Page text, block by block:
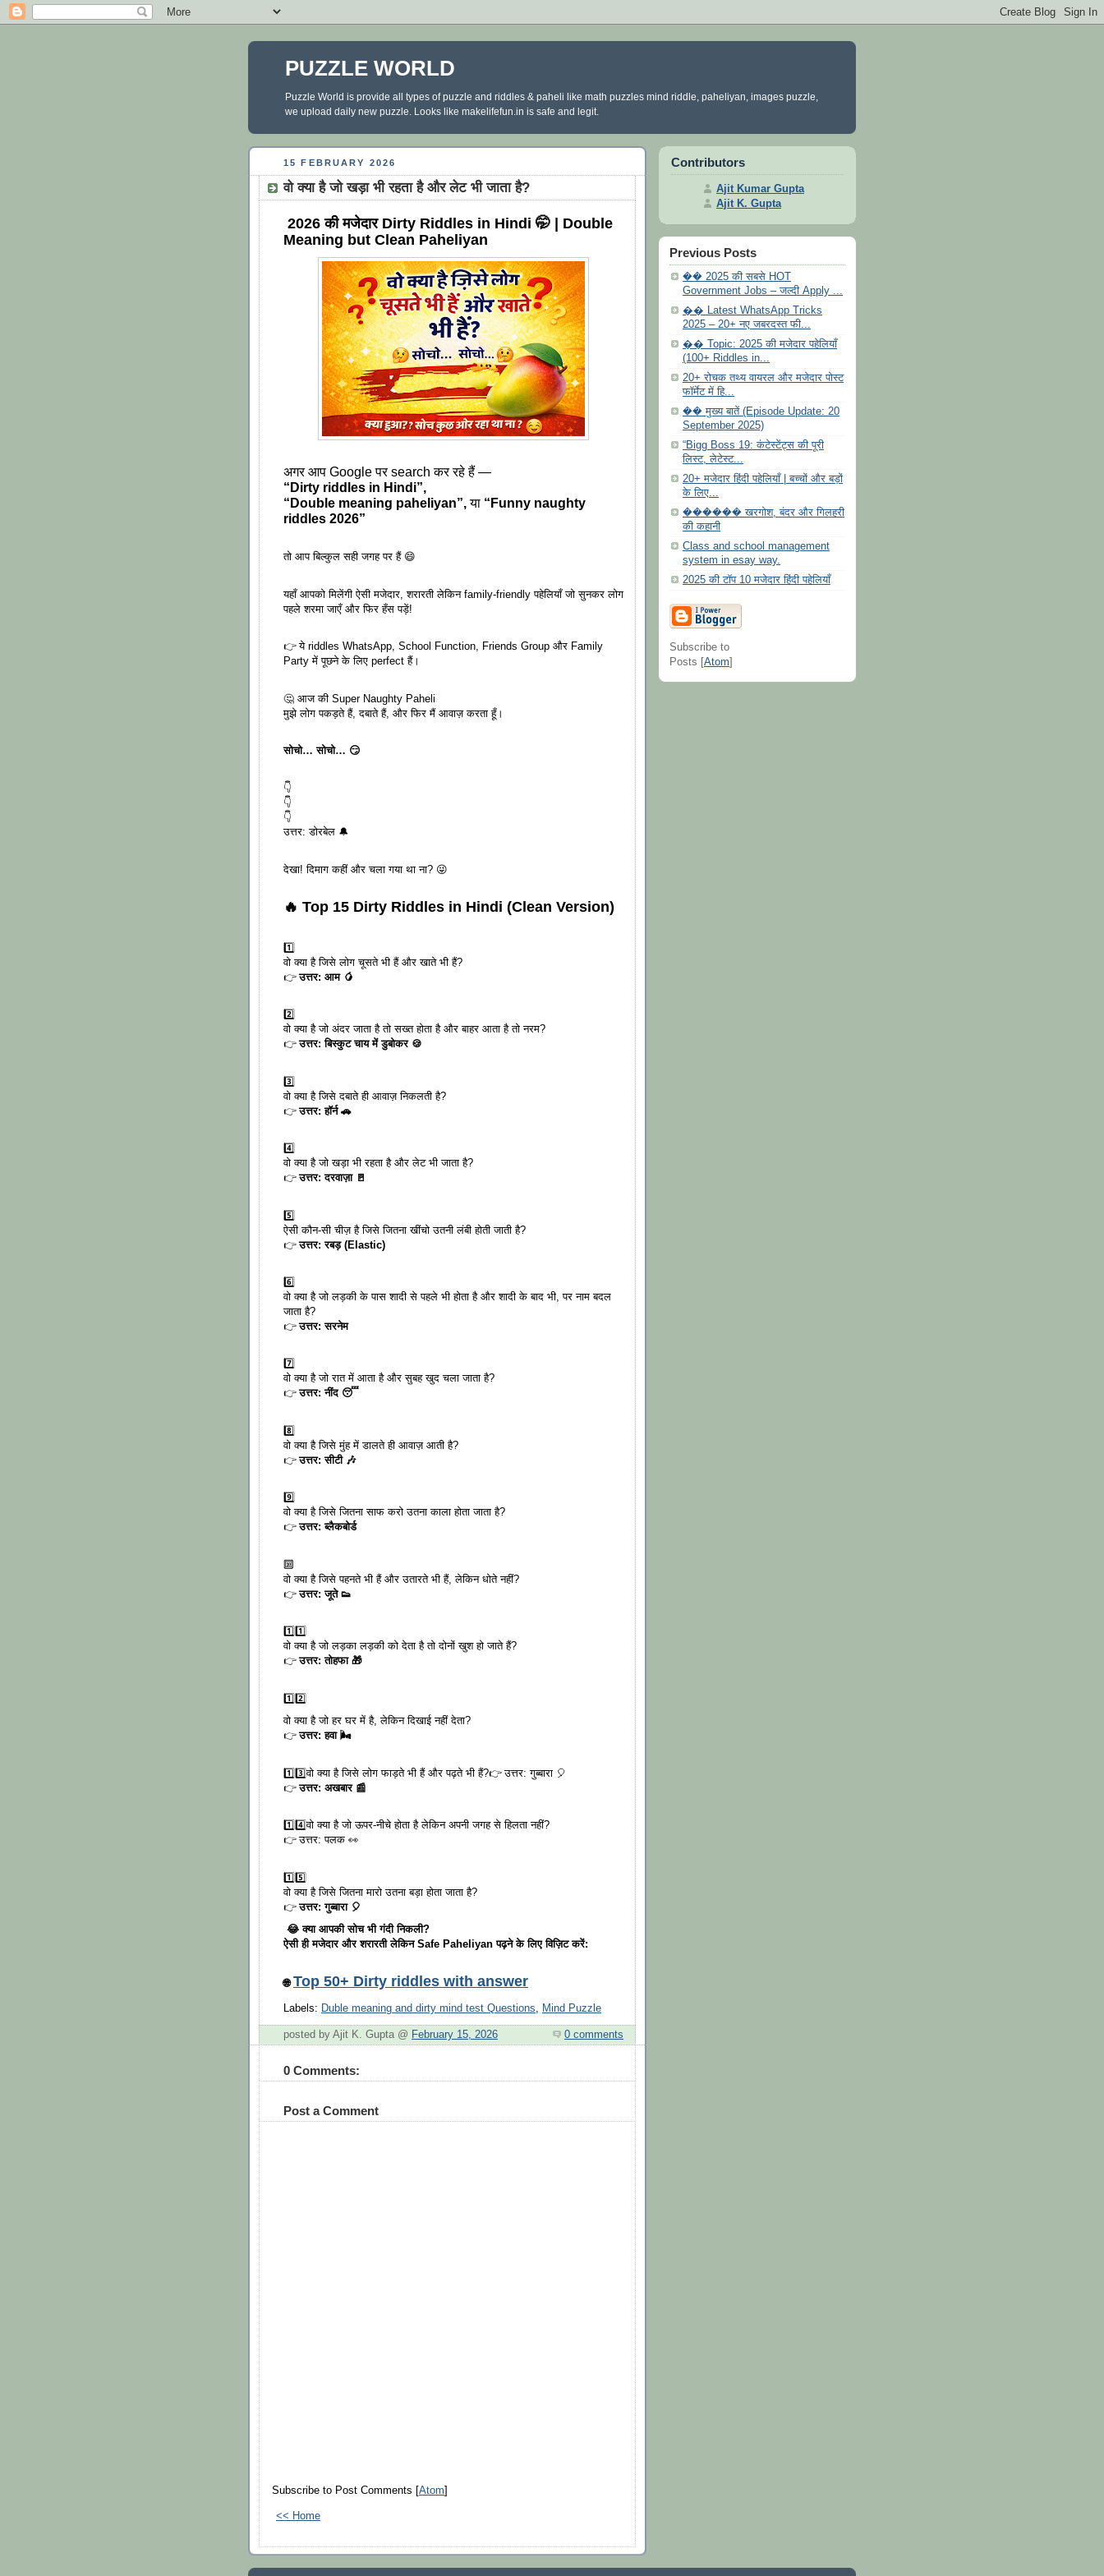
PUZZLE WORLD
Puzzle World is provide all types of puzzle and riddles & paheli like math puzzles mind riddle, paheliyan, images puzzle,
we upload daily new puzzle. Looks like makelifefun.in is safe and legit.
15 FEBRUARY 2026
वो क्या है जो खड़ा भी रहता है और लेट भी जाता है?
2026 की मजेदार Dirty Riddles in Hindi 🤭 | Double
Meaning but Clean Paheliyan
अगर आप Google पर search कर रहे हैं —
“Dirty riddles in Hindi”,
“Double meaning paheliyan”,या “Funny naughty
riddles 2026”
तो आप बिल्कुल सही जगह पर हैं 😄
यहाँ आपको मिलेंगी ऐसी मजेदार, शरारती लेकिन family-friendly पहेलियाँ जो सुनकर लोग
पहले शरमा जाएँ और फिर हँस पड़ें!
👉 ये riddles WhatsApp, School Function, Friends Group और Family
Party में पूछने के लिए perfect हैं।
🤔 आज की Super Naughty Paheli
मुझे लोग पकड़ते हैं, दबाते हैं, और फिर मैं आवाज़ करता हूँ।
सोचो… सोचो… 😏
👇
👇
👇
उत्तर: डोरबेल 🔔
देखा! दिमाग कहीं और चला गया था ना? 😜
🔥 Top 15 Dirty Riddles in Hindi (Clean Version)
1️⃣
वो क्या है जिसे लोग चूसते भी हैं और खाते भी हैं?
👉उत्तर: आम 🥭
2️⃣
वो क्या है जो अंदर जाता है तो सख्त होता है और बाहर आता है तो नरम?
👉उत्तर: बिस्कुट चाय में डुबोकर 🍪
3️⃣
वो क्या है जिसे दबाते ही आवाज़ निकलती है?
👉उत्तर: हॉर्न 🚗
4️⃣
वो क्या है जो खड़ा भी रहता है और लेट भी जाता है?
👉उत्तर: दरवाज़ा 🚪
5️⃣
ऐसी कौन-सी चीज़ है जिसे जितना खींचो उतनी लंबी होती जाती है?
👉उत्तर: रबड़ (Elastic)
6️⃣
वो क्या है जो लड़की के पास शादी से पहले भी होता है और शादी के बाद भी, पर नाम बदल
जाता है?
👉उत्तर: सरनेम
7️⃣
वो क्या है जो रात में आता है और सुबह खुद चला जाता है?
👉उत्तर: नींद 😴
8️⃣
वो क्या है जिसे मुंह में डालते ही आवाज़ आती है?
👉उत्तर: सीटी 🎶
9️⃣
वो क्या है जिसे जितना साफ करो उतना काला होता जाता है?
👉उत्तर: ब्लैकबोर्ड
🔟
वो क्या है जिसे पहनते भी हैं और उतारते भी हैं, लेकिन धोते नहीं?
👉उत्तर: जूते 👟
1️⃣1️⃣
वो क्या है जो लड़का लड़की को देता है तो दोनों खुश हो जाते हैं?
👉उत्तर: तोहफा 🎁
1️⃣2️⃣
वो क्या है जो हर घर में है, लेकिन दिखाई नहीं देता?
👉उत्तर: हवा 🌬️
1️⃣3️⃣वो क्या है जिसे लोग फाड़ते भी हैं और पढ़ते भी हैं?👉 उत्तर: गुब्बारा 🎈
👉उत्तर: अखबार 📰
1️⃣4️⃣वो क्या है जो ऊपर-नीचे होता है लेकिन अपनी जगह से हिलता नहीं?
👉 उत्तर: पलक 👀
1️⃣5️⃣
वो क्या है जिसे जितना मारो उतना बड़ा होता जाता है?
👉उत्तर: गुब्बारा 🎈
😂 क्या आपकी सोच भी गंदी निकली?
ऐसी ही मजेदार और शरारती लेकिन Safe Paheliyan पढ़ने के लिए विज़िट करें:
🌐Top 50+ Dirty riddles with answer
Labels: Duble meaning and dirty mind test Questions, Mind Puzzle
posted by Ajit K. Gupta @ February 15, 2026 0 comments
0 Comments:
Post a Comment
Subscribe to Post Comments [ Atom
<< Home
Contributors
Ajit Kumar Gupta
Ajit K. Gupta
Previous Posts
�� 2025 की सबसे HOT
Government Jobs – जल्दी Apply ...
�� Latest WhatsApp Tricks
2025 – 20+ नए जबरदस्त फी...
�� Topic: 2025 की मजेदार पहेलियाँ
(100+ Riddles in...
20+ रोचक तथ्य वायरल और मजेदार पोस्ट
फॉर्मेट में हि...
�� मुख्य बातें (Episode Update: 20
September 2025)
“Bigg Boss 19: कंटेस्टेंट्स की पूरी
लिस्ट, लेटेस्ट...
20+ मजेदार हिंदी पहेलियाँ | बच्चों और बड़ों
के लिए...
������️ खरगोश, बंदर और गिलहरी
की कहानी
Class and school management
system in esay way.
2025 की टॉप 10 मजेदार हिंदी पहेलियाँ
Subscribe to
Posts [Atom]